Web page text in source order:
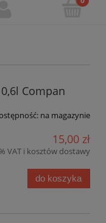
Compan
na magazynie
15,00 zł
VAT i kosztów dostawy
do koszyka